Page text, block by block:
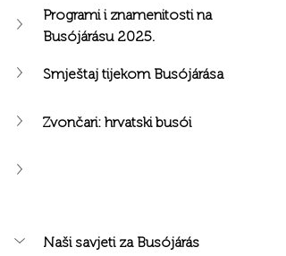
Programi i znamenitosti na
Busójárásu 2025.
Smještaj tijekom Busójárása
Zvončari: hrvatski busói
Naši savjeti za Busójárás